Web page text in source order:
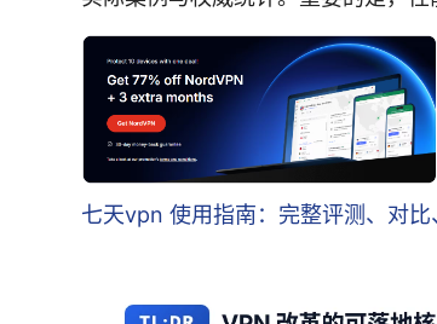
七天vpn 使用指南：完整评测、对